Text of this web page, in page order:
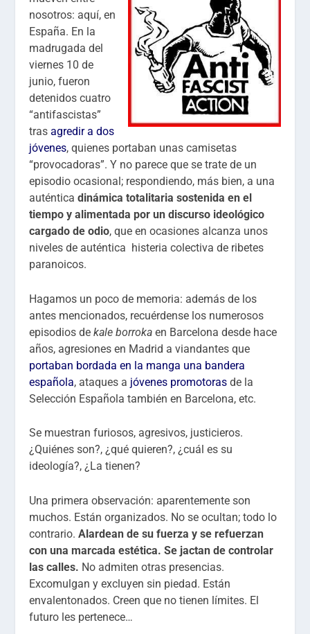
nosotros: aquí, en
España. En la
madrugada del
viernes 10 de
junio, fueron
detenidos cuatro
“antifascistas”
trasagredir a dos
jóvenes, quienes portaban unas camisetas
“provocadoras”. Y no parece que se trate de un
episodio ocasional; respondiendo, más bien, a una
auténticadinámica totalitaria sostenida en el
tiempo y alimentada por un discurso ideológico
cargado de odio, que en ocasiones alcanza unos
niveles de auténtica histeria colectiva de ribetes
paranoicos.
Hagamos un poco de memoria: además de los
antes mencionados, recuérdense los numerosos
episodios dekale borroka en Barcelona desde hace
años, agresiones en Madrid a viandantes que
portaban bordada en la manga una bandera
española, ataques a jóvenes promotoras de la
Selección Española también en Barcelona, etc.
Se muestran furiosos, agresivos, justicieros.
¿Quiénes son?, ¿qué quieren?, ¿cuál es su
ideología?, ¿La tienen?
Una primera observación: aparentemente son
muchos. Están organizados. No se ocultan; todo lo
contrario.Alardean de su fuerza y se refuerzan
con una marcada estética. Se jactan de controlar
las calles. No admiten otras presencias.
Excomulgan y excluyen sin piedad. Están
envalentonados. Creen que no tienen límites. El
futuro les pertenece…